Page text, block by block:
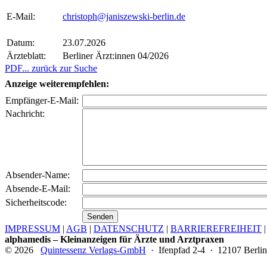
E-Mail: christoph@janiszewski-berlin.de
Datum:
23.07.2026
Ärzteblatt:
Berliner Ärzt:innen 04/2026
PDF... zurück zur Suche
Anzeige weiterempfehlen:
Empfänger-E-Mail:
Nachricht:
Absender-Name:
Absende-E-Mail:
Sicherheitscode:
IMPRESSUM | AGB | DATENSCHUTZ | BARRIEREFREIHEIT
alphamedis – Kleinanzeigen für Ärzte und Arztpraxen
© 2026 Quintessenz Verlags-GmbH · Ifenpfad 2-4 · 12107